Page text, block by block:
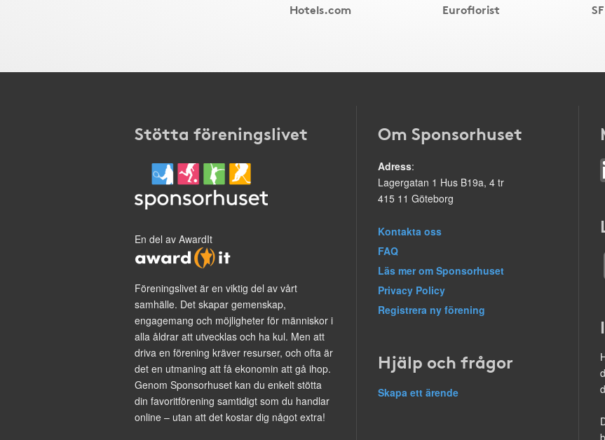
Hotels.com Euroflorist
Stötta föreningslivet
En del av AwardIt
Föreningslivet är en viktig del av vårt
samhälle. Det skapar gemenskap,
engagemang och möjligheter för människor i
alla åldrar att utvecklas och ha kul. Men att
driva en förening kräver resurser, och ofta är
det en utmaning att få ekonomin att gå ihop.
Genom Sponsorhuset kan du enkelt stötta
din favoritförening samtidigt som du handlar
online – utan att det kostar dig något extra!
Om Sponsorhuset
Adress:
Lagergatan 1 Hus B19a, 4 tr
415 11 Göteborg
Kontakta oss
FAQ
Läs mer om Sponsorhuset
Privacy Policy
Registrera ny förening
Hjälp och frågor
Skapa ett ärende